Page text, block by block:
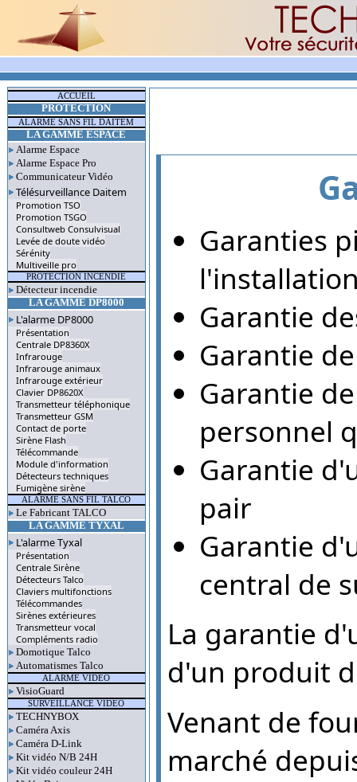
Garanties
Garantie
Garantie
Garantie
personnel
Garantie
pair
Garantie
central de
La garantie
d'un produit
Venant de
marché
ACCUEIL
PROTECTION
ALARME SANS FIL DAITEM
LA GAMME ESPACE
Alarme Espace
Alarme Espace Pro
Communicateur Vidéo
Télésurveillance Daitem
Promotion TSO
Promotion TSGO
Consultweb Consulvisual
Levée de doute vidéo
Sérénity
Multiveille pro
PROTECTION INCENDIE
Détecteur incendie
LA GAMME DP8000
L'alarme DP8000
Présentation
Centrale DP8360X
Infrarouge
Infrarouge animaux
Infrarouge extérieur
Clavier DP8620X
Transmetteur téléphonique
Transmetteur GSM
Contact de porte
Sirène Flash
Télécommande
Module d'information
Détecteurs techniques
Fumigène sirène
ALARME SANS FIL TALCO
Le Fabricant TALCO
LA GAMME TYXAL
L'alarme Tyxal
Présentation
Centrale Sirène
Détecteurs Talco
Claviers multifonctions
Télécommandes
Sirènes extérieures
Transmetteur vocal
Compléments radio
Domotique Talco
Automatismes Talco
ALARME VIDEO
VisioGuard
SURVEILLANCE VIDEO
TECHNYBOX
Caméra Axis
Caméra D-Link
Kit vidéo N/B 24H
Kit vidéo couleur 24H